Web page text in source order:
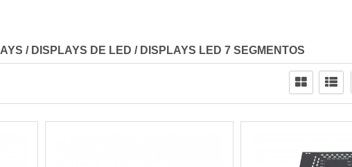
/ DISPLAYS DE LED / DISPLAYS LED 7 SEGMENTOS